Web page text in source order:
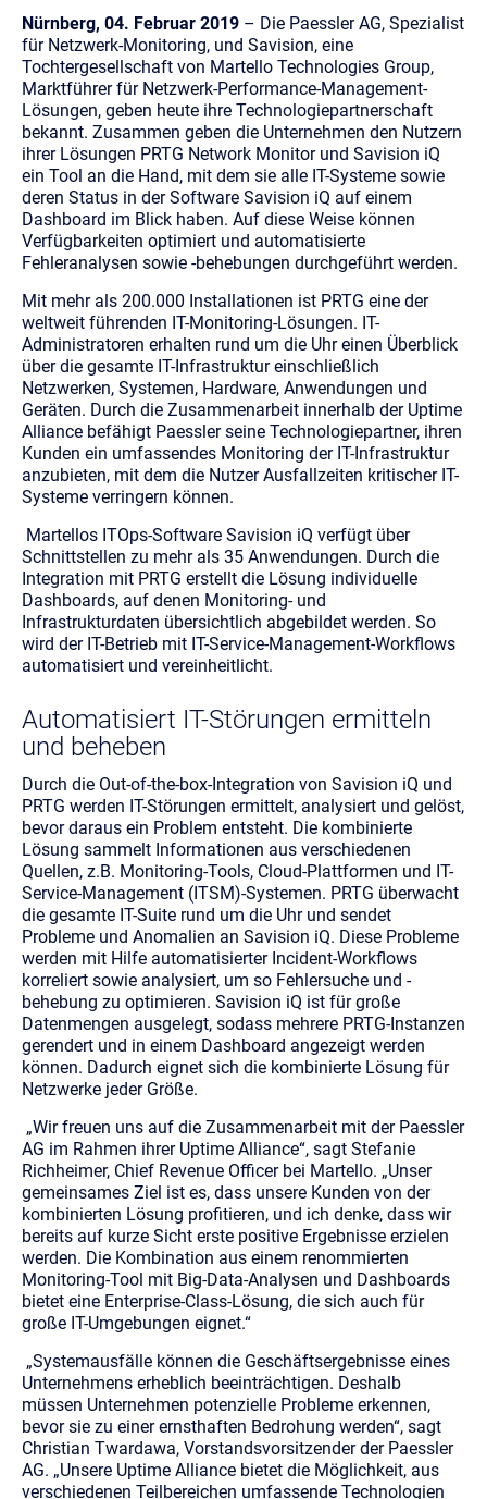
Nürnberg, 04. Februar 2019 – Die Paessler AG, Spezialist
für Netzwerk-Monitoring, und Savision, eine
Tochtergesellschaft von Martello Technologies Group,
Marktführer für Netzwerk-Performance-Management-
Lösungen, geben heute ihre Technologiepartnerschaft
bekannt. Zusammen geben die Unternehmen den Nutzern
ihrer Lösungen PRTG Network Monitor und Savision iQ
ein Tool an die Hand, mit dem sie alle IT-Systeme sowie
deren Status in der Software Savision iQ auf einem
Dashboard im Blick haben. Auf diese Weise können
Verfügbarkeiten optimiert und automatisierte
Fehleranalysen sowie -behebungen durchgeführt werden.
Mit mehr als 200.000 Installationen ist PRTG eine der
weltweit führenden IT-Monitoring-Lösungen. IT-
Administratoren erhalten rund um die Uhr einen Überblick
über die gesamte IT-Infrastruktur einschließlich
Netzwerken, Systemen, Hardware, Anwendungen und
Geräten. Durch die Zusammenarbeit innerhalb der Uptime
Alliance befähigt Paessler seine Technologiepartner, ihren
Kunden ein umfassendes Monitoring der IT-Infrastruktur
anzubieten, mit dem die Nutzer Ausfallzeiten kritischer IT-
Systeme verringern können.
Martellos ITOps-Software Savision iQ verfügt über
Schnittstellen zu mehr als 35 Anwendungen. Durch die
Integration mit PRTG erstellt die Lösung individuelle
Dashboards, auf denen Monitoring- und
Infrastrukturdaten übersichtlich abgebildet werden. So
wird der IT-Betrieb mit IT-Service-Management-Workflows
automatisiert und vereinheitlicht.
Automatisiert IT-Störungen ermitteln
und beheben
Durch die Out-of-the-box-Integration von Savision iQ und
PRTG werden IT-Störungen ermittelt, analysiert und gelöst,
bevor daraus ein Problem entsteht. Die kombinierte
Lösung sammelt Informationen aus verschiedenen
Quellen, z.B. Monitoring-Tools, Cloud-Plattformen und IT-
Service-Management (ITSM)-Systemen. PRTG überwacht
die gesamte IT-Suite rund um die Uhr und sendet
Probleme und Anomalien an Savision iQ. Diese Probleme
werden mit Hilfe automatisierter Incident-Workflows
korreliert sowie analysiert, um so Fehlersuche und -
behebung zu optimieren. Savision iQ ist für große
Datenmengen ausgelegt, sodass mehrere PRTG-Instanzen
gerendert und in einem Dashboard angezeigt werden
können. Dadurch eignet sich die kombinierte Lösung für
Netzwerke jeder Größe.
„Wir freuen uns auf die Zusammenarbeit mit der Paessler
AG im Rahmen ihrer Uptime Alliance“, sagt Stefanie
Richheimer, Chief Revenue Officer bei Martello. „Unser
gemeinsames Ziel ist es, dass unsere Kunden von der
kombinierten Lösung profitieren, und ich denke, dass wir
bereits auf kurze Sicht erste positive Ergebnisse erzielen
werden. Die Kombination aus einem renommierten
Monitoring-Tool mit Big-Data-Analysen und Dashboards
bietet eine Enterprise-Class-Lösung, die sich auch für
große IT-Umgebungen eignet.“
„Systemausfälle können die Geschäftsergebnisse eines
Unternehmens erheblich beeinträchtigen. Deshalb
müssen Unternehmen potenzielle Probleme erkennen,
bevor sie zu einer ernsthaften Bedrohung werden“, sagt
Christian Twardawa, Vorstandsvorsitzender der Paessler
AG. „Unsere Uptime Alliance bietet die Möglichkeit, aus
verschiedenen Teilbereichen umfassende Technologien